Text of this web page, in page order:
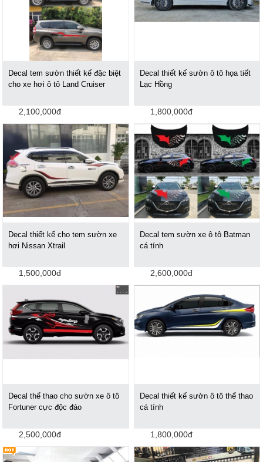
Decal tem sườn thiết kế đặc biệt
cho xe hơi ô tô Land Cruiser
2,100,000đ
Decal thiết kế sườn ô tô họa tiết
Lạc Hồng
1,800,000đ
Decal thiết kế cho tem sườn xe
hơi Nissan Xtrail
1,500,000đ
Decal tem sườn xe ô tô Batman
cá tính
2,600,000đ
Decal thể thao cho sườn xe ô tô
Fortuner cực độc đáo
2,500,000đ
Decal thiết kế sườn ô tô thể thao
cá tính
1,800,000đ